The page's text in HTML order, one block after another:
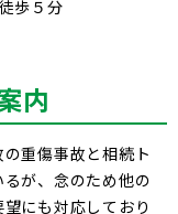
歩５分
内
重傷事故と相続ト
が、念のため他の
にも対応しており